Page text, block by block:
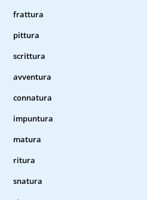
frattura
pittura
scrittura
avventura
connatura
impuntura
matura
ritura
snatura